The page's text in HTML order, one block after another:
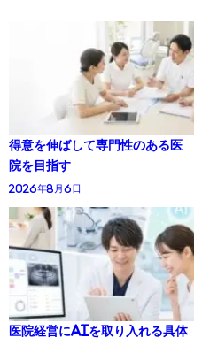
得意を伸ばして専門性のある医
院を目指す
2026年8月6日
医院経営にAIを取り入れる具体